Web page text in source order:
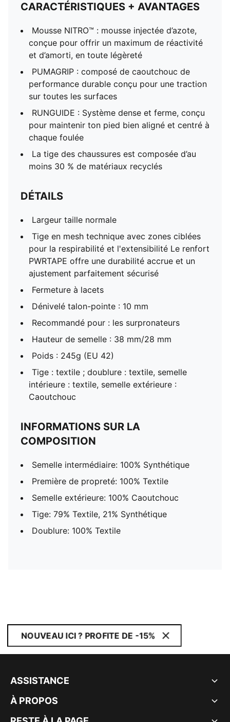
CARACTÉRISTIQUES + AVANTAGES
Mousse NITRO™ : mousse injectée d’azote,
conçue pour offrir un maximum de réactivité
et d’amorti, en toute légèreté
PUMAGRIP : composé de caoutchouc de
performance durable conçu pour une traction
sur toutes les surfaces
RUNGUIDE : Système dense et ferme, conçu
pour maintenir ton pied bien aligné et centré à
chaque foulée
La tige des chaussures est composée d’au
moins 30 % de matériaux recyclés
DÉTAILS
Largeur taille normale
Tige en mesh technique avec zones ciblées
pour la respirabilité et l'extensibilité Le renfort
PWRTAPE offre une durabilité accrue et un
ajustement parfaitement sécurisé
Fermeture à lacets
Dénivelé talon-pointe : 10 mm
Recommandé pour : les surpronateurs
Hauteur de semelle : 38 mm/28 mm
Poids : 245g (EU 42)
Tige : textile ; doublure : textile, semelle
intérieure : textile, semelle extérieure :
Caoutchouc
INFORMATIONS SUR LA
COMPOSITION
Semelle intermédiaire: 100% Synthétique
Première de propreté: 100% Textile
Semelle extérieure: 100% Caoutchouc
Tige: 79% Textile, 21% Synthétique
Doublure: 100% Textile
NOUVEAU ICI ? PROFITE DE -15%
ASSISTANCE
À PROPOS